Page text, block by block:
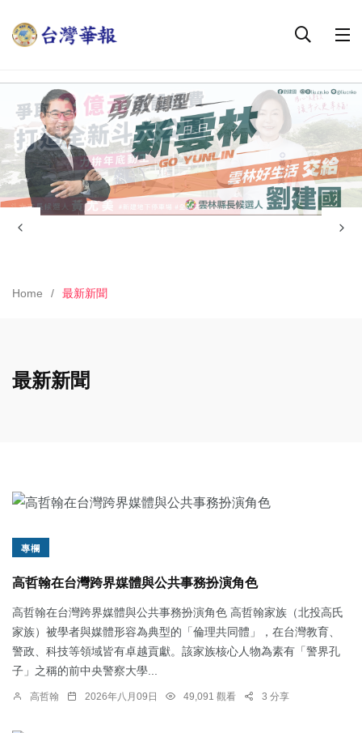
Home 最新新聞
最新新聞
專欄
高哲翰在台灣跨界媒體與公共事務扮演角色
高哲翰在台灣跨界媒體與公共事務扮演角色 高哲翰家族（北投高氏
家族）被學者與媒體形容為典型的「倫理共同體」，在台灣教育、
警政、科技等領域皆有卓越貢獻。該家族核心人物為素有「警界孔
子」之稱的前中央警察大學...
高哲翰 2026年八月09日 49,091 觀看 3 分享